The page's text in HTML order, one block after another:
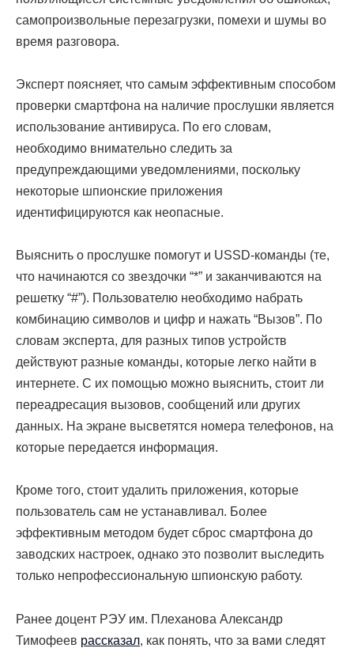
самопроизвольные перезагрузки, помехи и шумы во
время разговора.
Эксперт поясняет, что самым эффективным способом
проверки смартфона на наличие прослушки является
использование антивируса. По его словам,
необходимо внимательно следить за
предупреждающими уведомлениями, поскольку
некоторые шпионские приложения
идентифицируются как неопасные.
Выяснить о прослушке помогут и USSD-команды (те,
что начинаются со звездочки “*” и заканчиваются на
решетку “#”). Пользователю необходимо набрать
комбинацию символов и цифр и нажать “Вызов”. По
словам эксперта, для разных типов устройств
действуют разные команды, которые легко найти в
интернете. С их помощью можно выяснить, стоит ли
переадресация вызовов, сообщений или других
данных. На экране высветятся номера телефонов, на
которые передается информация.
Кроме того, стоит удалить приложения, которые
пользователь сам не устанавливал. Более
эффективным методом будет сброс смартфона до
заводских настроек, однако это позволит выследить
только непрофессиональную шпионскую работу.
Ранее доцент РЭУ им. Плеханова Александр
Тимофеев рассказал, как понять, что за вами следят